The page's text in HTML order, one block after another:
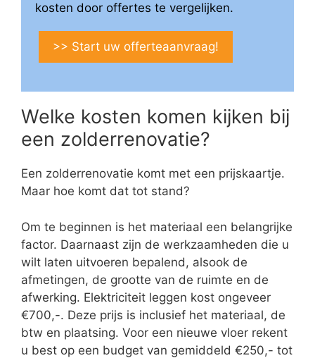
kosten door offertes te vergelijken.
>> Start uw offerteaanvraag!
Welke kosten komen kijken bij
een zolderrenovatie?
Een zolderrenovatie komt met een prijskaartje.
Maar hoe komt dat tot stand?
Om te beginnen is het materiaal een belangrijke
factor. Daarnaast zijn de werkzaamheden die u
wilt laten uitvoeren bepalend, alsook de
afmetingen, de grootte van de ruimte en de
afwerking. Elektriciteit leggen kost ongeveer
€700,-. Deze prijs is inclusief het materiaal, de
btw en plaatsing. Voor een nieuwe vloer rekent
u best op een budget van gemiddeld €250,- tot